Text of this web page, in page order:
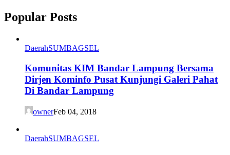
Popular Posts
DaerahSUMBAGSEL
Komunitas KIM Bandar Lampung Bersama
Dirjen Kominfo Pusat Kunjungi Galeri Pahat
Di Bandar Lampung
ownerFeb 04, 2018
DaerahSUMBAGSEL